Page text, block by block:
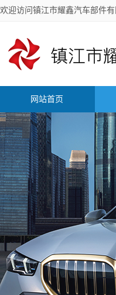
欢迎访问镇江市耀鑫汽车部件有
网站首页